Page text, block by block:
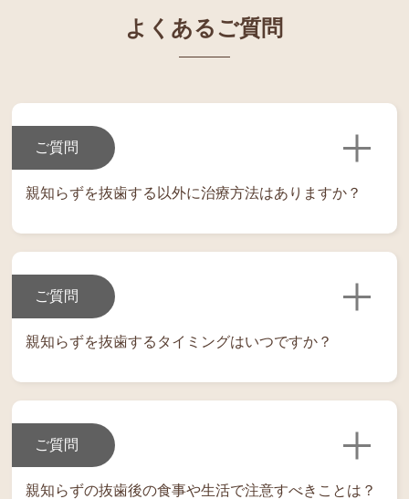
よくあるご質問
ご質問
親知らずを抜歯する以外に治療方法はありますか？
ご質問
親知らずを抜歯するタイミングはいつですか？
ご質問
親知らずの抜歯後の食事や生活で注意すべきことは？